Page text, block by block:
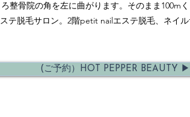
整骨院の角を左に曲がります。そのまま100m
テ脱毛サロン。2階petit nailエステ脱毛、ネイル
(ご予約）HOT PEPPER BEAUTY